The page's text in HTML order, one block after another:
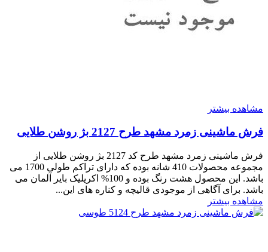
مشاهده بیشتر
فرش ماشینی زمرد مشهد طرح 2127 بژ روشن طلایی
فرش ماشینی زمرد مشهد طرح کد 2127 بژ روشن طلایی از
مجموعه محصولات 410 شانه بوده که دارای تراکم طولی 1700 می
باشد. این محصول هشت رنگ بوده و 100% اکریلیک بایر آلمان می
باشد. برای آگاهی از موجودی قالیچه و کناره های این...
مشاهده بیشتر